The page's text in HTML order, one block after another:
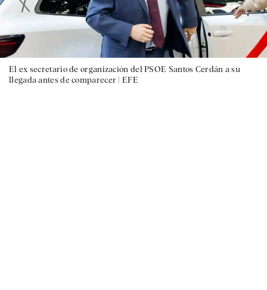
El ex secretario de organización del PSOE Santos Cerdán a su
llegada antes de comparecer |EFE